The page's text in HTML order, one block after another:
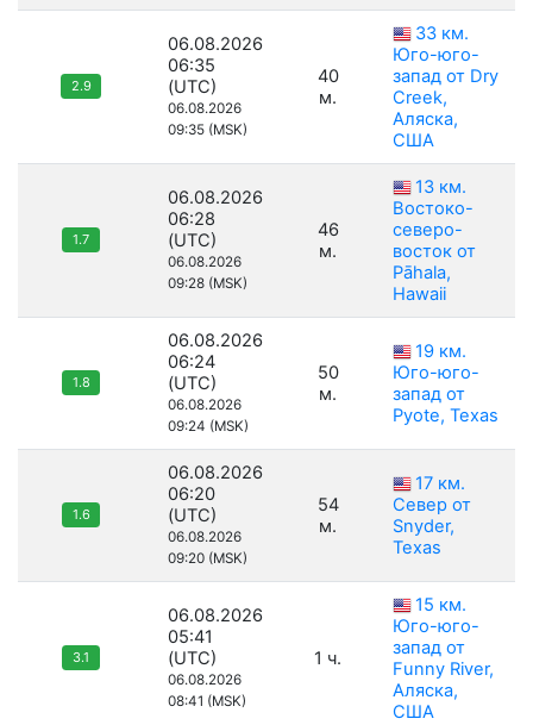
2.9
06.08.2026
06:35
(UTC)
06.08.2026
09:35 (MSK)
40
м.
33 км.
Юго-юго-
запад от Dry
Creek,
Аляска,
США
1.7
06.08.2026
06:28
(UTC)
06.08.2026
09:28 (MSK)
46
м.
13 км.
Востоко-
северо-
восток от
Pāhala,
Hawaii
1.8
06.08.2026
06:24
(UTC)
06.08.2026
09:24 (MSK)
50
м.
19 км.
Юго-юго-
запад от
Pyote, Texas
1.6
06.08.2026
06:20
(UTC)
06.08.2026
09:20 (MSK)
54
м.
17 км.
Север от
Snyder,
Texas
3.1
06.08.2026
05:41
(UTC)
06.08.2026
08:41 (MSK)
1 ч.
15 км.
Юго-юго-
запад от
Funny River,
Аляска,
США